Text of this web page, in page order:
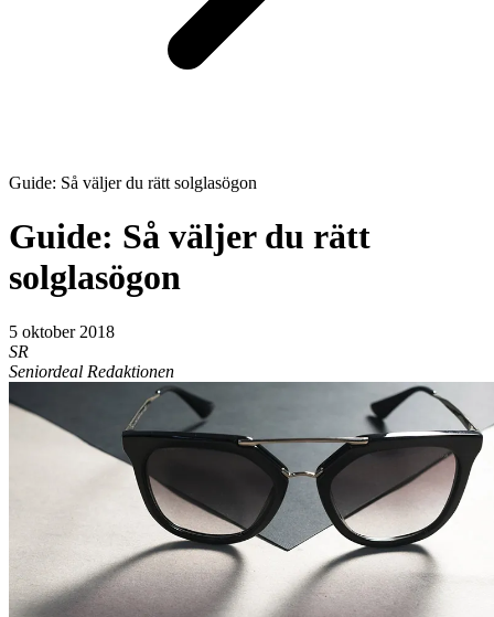
Guide: Så väljer du rätt solglasögon
Guide: Så väljer du rätt
solglasögon
5 oktober 2018
SR
Seniordeal Redaktionen